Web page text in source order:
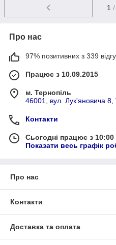
1
Про нас
97% позитивних з 339
Працює з 10.09.2015
м. Тернопіль
46001, вул. Лук'яновича 8,
Контакти
Сьогодні працює з
Показати весь графік
Про нас
Контакти
Доставка та оплата